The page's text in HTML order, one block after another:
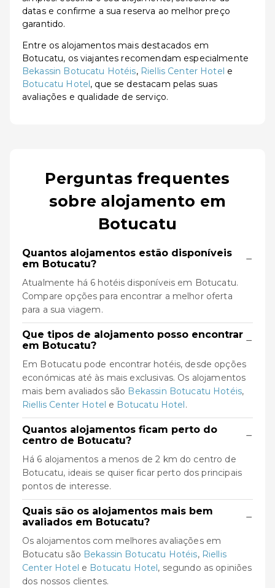
datas e confirme a sua reserva ao melhor preço
garantido.
Entre os alojamentos mais destacados em
Botucatu, os viajantes recomendam especialmente
Bekassin Botucatu Hotéis, Riellis Center Hotel e
Botucatu Hotel, que se destacam pelas suas
avaliações e qualidade de serviço.
Perguntas frequentes
sobre alojamento em
Botucatu
Quantos alojamentos estão disponíveis
em Botucatu?
−
Atualmente há 6 hotéis disponíveis em Botucatu.
Compare opções para encontrar a melhor oferta
para a sua viagem.
Que tipos de alojamento posso encontrar
em Botucatu?
−
Em Botucatu pode encontrar hotéis, desde opções
económicas até às mais exclusivas. Os alojamentos
mais bem avaliados são Bekassin Botucatu Hotéis,
Riellis Center Hotel e Botucatu Hotel.
Quantos alojamentos ficam perto do
centro de Botucatu?
−
Há 6 alojamentos a menos de 2 km do centro de
Botucatu, ideais se quiser ficar perto dos principais
pontos de interesse.
Quais são os alojamentos mais bem
avaliados em Botucatu?
−
Os alojamentos com melhores avaliações em
Botucatu são Bekassin Botucatu Hotéis, Riellis
Center Hotel e Botucatu Hotel, segundo as opiniões
dos nossos clientes.